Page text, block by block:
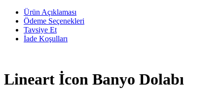
Ürün Açıklaması
Ödeme Seçenekleri
Tavsiye Et
İade Koşulları
Lineart İcon Banyo Dolabı